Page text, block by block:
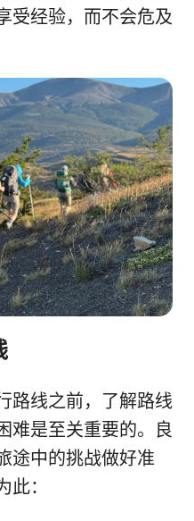
受经验，而不会危及
路线之前，了解路线
难是至关重要的。良
途中的挑战做好准
：